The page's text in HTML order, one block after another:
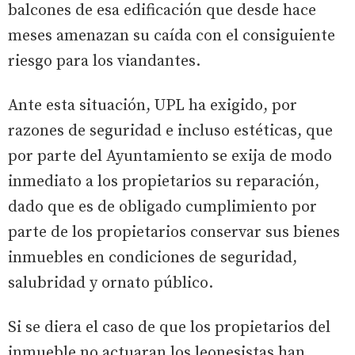
balcones de esa edificación que desde hace
meses amenazan su caída con el consiguiente
riesgo para los viandantes.
Ante esta situación, UPL ha exigido, por
razones de seguridad e incluso estéticas, que
por parte del Ayuntamiento se exija de modo
inmediato a los propietarios su reparación,
dado que es de obligado cumplimiento por
parte de los propietarios conservar sus bienes
inmuebles en condiciones de seguridad,
salubridad y ornato público.
Si se diera el caso de que los propietarios del